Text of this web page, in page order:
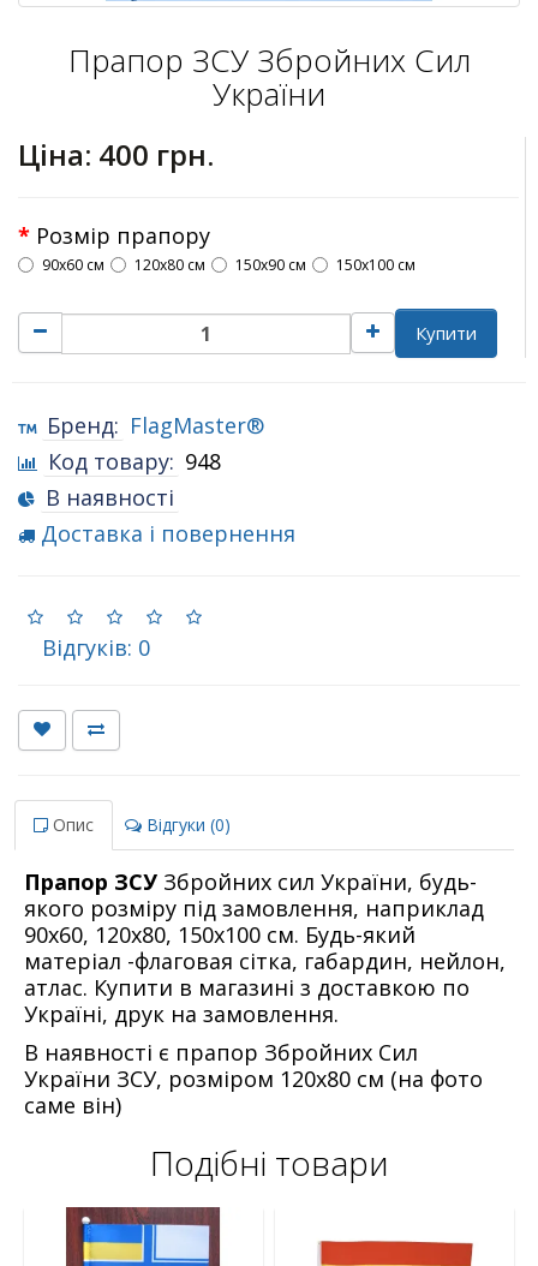
Прапор ЗСУ Збройних Сил
України
Ціна: 400 грн.
Розмір прапору
90х60 см 120х80 см 150х90 см 150х100 см
Купити
Бренд: FlagMaster®
Код товару: 948
В наявності
Доставка і повернення
Відгуків: 0
Опис Відгуки (0)
Прапор ЗСУ Збройних сил України, будь-
якого розміру під замовлення, наприклад
90х60, 120х80, 150х100 см. Будь-який
матеріал -флаговая сітка, габардин, нейлон,
атлас. Купити в магазині з доставкою по
Україні, друк на замовлення.
В наявності є прапор Збройних Сил
України ЗСУ, розміром 120х80 см (на фото
саме він)
Подібні товари